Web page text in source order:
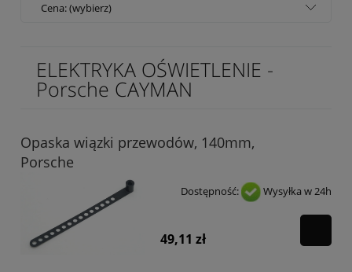
Cena: (wybierz)
ELEKTRYKA OŚWIETLENIE -
Porsche CAYMAN
Opaska wiązki przewodów, 140mm,
Porsche
Dostępność: Wysyłka w 24h
49,11 zł